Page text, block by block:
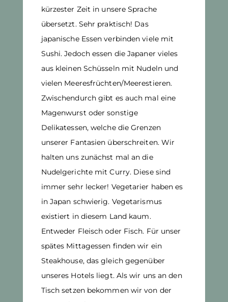
kürzester Zeit in unsere Sprache
übersetzt. Sehr praktisch! Das
japanische Essen verbinden viele mit
Sushi. Jedoch essen die Japaner vieles
aus kleinen Schüsseln mit Nudeln und
vielen Meeresfrüchten/Meerestieren.
Zwischendurch gibt es auch mal eine
Magenwurst oder sonstige
Delikatessen, welche die Grenzen
unserer Fantasien überschreiten. Wir
halten uns zunächst mal an die
Nudelgerichte mit Curry. Diese sind
immer sehr lecker! Vegetarier haben es
in Japan schwierig. Vegetarismus
existiert in diesem Land kaum.
Entweder Fleisch oder Fisch. Für unser
spätes Mittagessen finden wir ein
Steakhouse, das gleich gegenüber
unseres Hotels liegt. Als wir uns an den
Tisch setzen bekommen wir von der